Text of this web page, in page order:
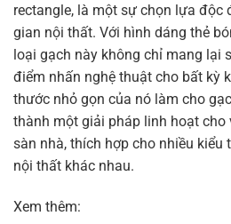
rectangle, là một sự chọn lựa độc
gian nội thất. Với hình dáng thẻ
loại gạch này không chỉ mang lại
điểm nhấn nghệ thuật cho bất kỳ
thước nhỏ gọn của nó làm cho
thành một giải pháp linh hoạt
sàn nhà, thích hợp cho nhiều kiểu
nội thất khác nhau.
Xem thêm: